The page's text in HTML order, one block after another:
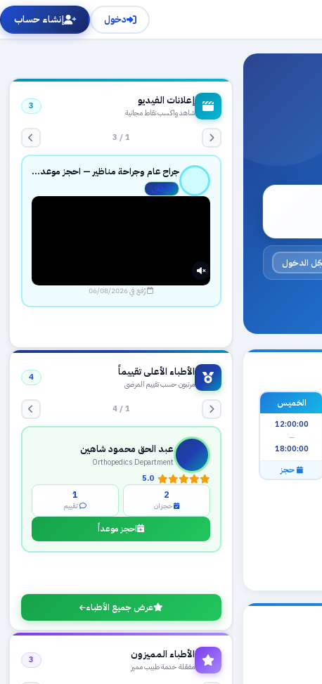
دخول إنشاء حساب
الدخول
الخميس
12:00:00
—
18:00:00
حجز
إعلانات الفيديو
شاهد واكسب نقاط مجانية
3
1 / 3
جراح عام وجراحة مناظير — احجز موعدك بثقة عبر حجزك الطبي
مفعّل
رُفع في 06/08/2026
الأطباء الأعلى تقييماً
مرتبون حسب تقييم المرضى
4
1 / 4
عبد الحق محمود شاهين
Orthopedics Department
5.0
2
حجزان
1
تقييم
احجز موعداً
عرض جميع الأطباء
الأطباء المميزون
مفعّلة خدمة طبيب مميز
3